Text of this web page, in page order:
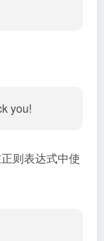
you!
则表达式中使